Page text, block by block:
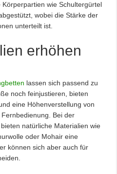
wie Schultergürtel
wobei die Stärke der
unterteilt ist.
erhöhen
lassen sich passend zu
noch feinjustieren, bieten
eine Höhenverstellung von
Bei der
natürliche Materialien wie
oder Mohair eine
können sich aber auch für